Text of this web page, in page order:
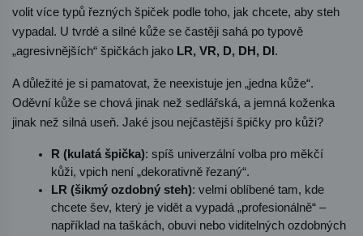
volit více typů řezných špiček podle toho, jak chcete, aby steh
vypadal. U tvrdé a silné kůže se častěji sahá po typově
„agresivnějších“ špičkách jako LR, VR, D, DH, DI .
A důležité je si pamatovat, že neexistuje jen „jedna kůže“.
Oděvní kůže se chová jinak než sedlářská, a jemná koženka
jinak než silná useň. Jaké jsou nejčastější špičky pro kůži?
R (kulatá špička): spíš univerzální volba pro měkčí
kůži, vpich není „dekorativně řezaný“.
LR (šikmý ozdobný steh): velmi oblíbené tam, kde
chcete šev, který je vidět a vypadá „profesionálně“ –
například na taškách, obuvi nebo viditelných ozdobných